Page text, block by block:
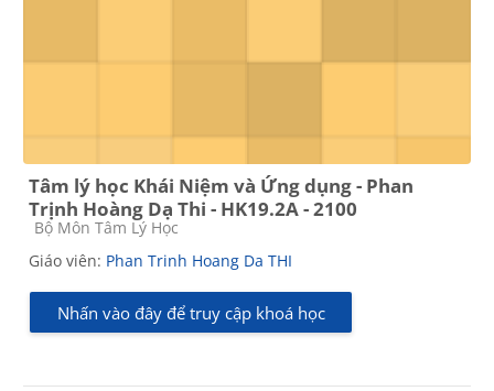
Tâm lý học Khái Niệm và Ứng dụng - Phan
Trịnh Hoàng Dạ Thi - HK19.2A - 2100
Các loại khóa học
Bộ Môn Tâm Lý Học
Giáo viên: Phan Trinh Hoang Da THI
Nhấn vào đây để truy cập khoá học